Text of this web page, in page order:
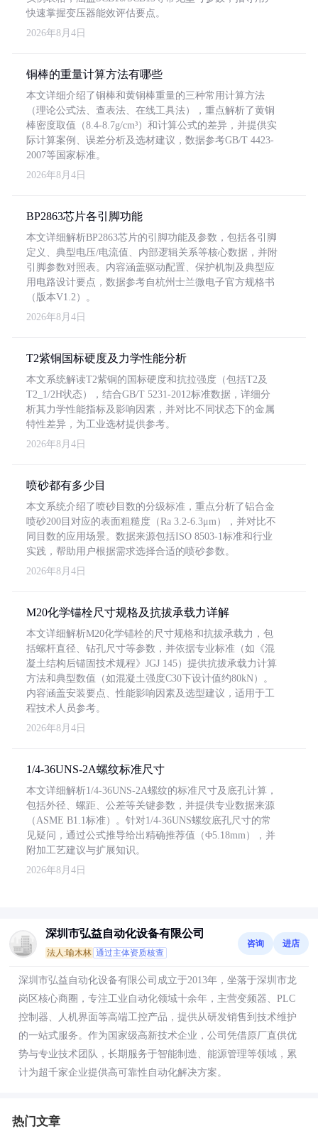
快速掌握变压器能效评估要点。
2026年8月4日
铜棒的重量计算方法有哪些
本文详细介绍了铜棒和黄铜棒重量的三种常用计算方法
（理论公式法、查表法、在线工具法），重点解析了黄铜
棒密度取值（8.4-8.7g/cm³）和计算公式的差异，并提供实
际计算案例、误差分析及选材建议，数据参考GB/T 4423-
2007等国家标准。
2026年8月4日
BP2863芯片各引脚功能
本文详细解析BP2863芯片的引脚功能及参数，包括各引脚
定义、典型电压/电流值、内部逻辑关系等核心数据，并附
引脚参数对照表。内容涵盖驱动配置、保护机制及典型应
用电路设计要点，数据参考自杭州士兰微电子官方规格书
（版本V1.2）。
2026年8月4日
T2紫铜国标硬度及力学性能分析
本文系统解读T2紫铜的国标硬度和抗拉强度（包括T2及
T2_1/2H状态），结合GB/T 5231-2012标准数据，详细分
析其力学性能指标及影响因素，并对比不同状态下的金属
特性差异，为工业选材提供参考。
2026年8月4日
喷砂都有多少目
本文系统介绍了喷砂目数的分级标准，重点分析了铝合金
喷砂200目对应的表面粗糙度（Ra 3.2-6.3μm），并对比不
同目数的应用场景。数据来源包括ISO 8503-1标准和行业
实践，帮助用户根据需求选择合适的喷砂参数。
2026年8月4日
M20化学锚栓尺寸规格及抗拔承载力详解
本文详细解析M20化学锚栓的尺寸规格和抗拔承载力，包
括螺杆直径、钻孔尺寸等参数，并依据专业标准（如《混
凝土结构后锚固技术规程》JGJ 145）提供抗拔承载力计算
方法和典型数值（如混凝土强度C30下设计值约80kN）。
内容涵盖安装要点、性能影响因素及选型建议，适用于工
程技术人员参考。
2026年8月4日
1/4-36UNS-2A螺纹标准尺寸
本文详细解析1/4-36UNS-2A螺纹的标准尺寸及底孔计算，
包括外径、螺距、公差等关键参数，并提供专业数据来源
（ASME B1.1标准）。针对1/4-36UNS螺纹底孔尺寸的常
见疑问，通过公式推导给出精确推荐值（Φ5.18mm），并
附加工艺建议与扩展知识。
2026年8月4日
深圳市弘益自动化设备有限公司
法人:喻木林 通过主体资质核查
咨询 进店
深圳市弘益自动化设备有限公司成立于2013年，坐落于深圳市龙
岗区核心商圈，专注工业自动化领域十余年，主营变频器、PLC
控制器、人机界面等高端工控产品，提供从研发销售到技术维护
的一站式服务。作为国家级高新技术企业，公司凭借原厂直供优
势与专业技术团队，长期服务于智能制造、能源管理等领域，累
计为超千家企业提供高可靠性自动化解决方案。
热门文章